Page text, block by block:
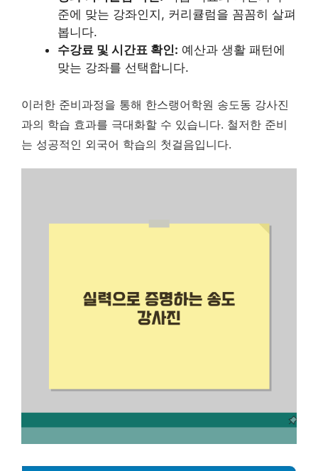
준에 맞는 강좌인지, 커리큘럼을 꼼꼼히 살펴
봅니다.
수강료 및 시간표 확인: 예산과 생활 패턴에
맞는 강좌를 선택합니다.
이러한 준비과정을 통해 한스랭어학원 송도동 강사진
과의 학습 효과를 극대화할 수 있습니다. 철저한 준비
는 성공적인 외국어 학습의 첫걸음입니다.